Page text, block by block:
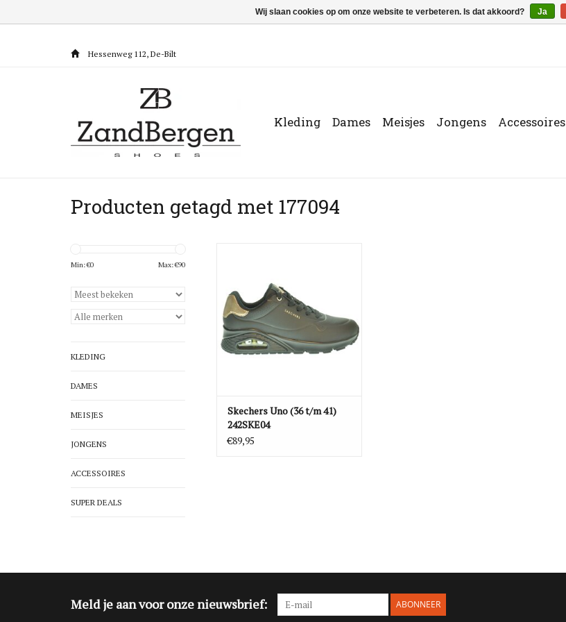
Hessenweg 112, De-Bilt
Kleding Dames Meisjes Jongens Accessoires
Producten getagd met 177094
Min: €0 Max: €90
KLEDING
DAMES
MEISJES
JONGENS
ACCESSOIRES
SUPER DEALS
Skechers Uno (36 t/m 41)
242SKE04
€89,95
Meld je aan voor onze nieuwsbrief: ABONNEER
Wij slaan cookies op om onze website te verbeteren. Is dat akkoord? Ja